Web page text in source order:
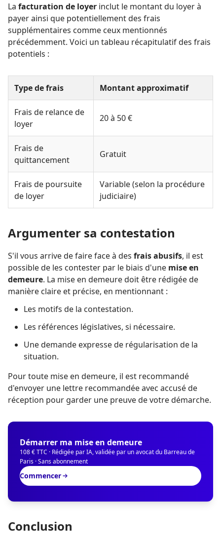
La facturation de loyer inclut le montant du loyer à
payer ainsi que potentiellement des frais
supplémentaires comme ceux mentionnés
précédemment. Voici un tableau récapitulatif des frais
potentiels :
Type de frais Montant approximatif
Frais de relance de
loyer
20 à 50 €
Frais de
quittancement
Gratuit
Frais de poursuite
de loyer
Variable (selon la procédure
judiciaire)
Argumenter sa contestation
S'il vous arrive de faire face à des frais abusifs, il est
possible de les contester par le biais d'une mise en
demeure. La mise en demeure doit être rédigée de
manière claire et précise, en mentionnant :
Les motifs de la contestation.
Les références législatives, si nécessaire.
Une demande expresse de régularisation de la
situation.
Pour toute mise en demeure, il est recommandé
d'envoyer une lettre recommandée avec accusé de
réception pour garder une preuve de votre démarche.
Démarrer ma mise en demeure
108 € TTC · Rédigée par IA, validée par un avocat du Barreau de
Paris · Sans abonnement
Commencer
Conclusion